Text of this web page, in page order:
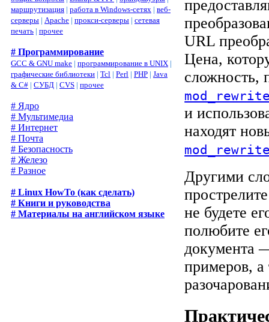
маршрутизация | работа в Windows-сетях | веб-
серверы | Apache | прокси-серверы | сетевая
печать | прочее
# Программирование
GCC & GNU make | программирование в UNIX |
графические библиотеки | Tcl | Perl | PHP | Java
& C# | СУБД | CVS | прочее
# Ядро
# Мультимедиа
# Интернет
# Почта
# Безопасность
# Железо
# Разное
# Linux HowTo (как сделать)
# Книги и руководства
# Материалы на английском языке
URL
Цена,
сложность,
и
находят
Другими
не будете
полюбите
документа
примеров, а